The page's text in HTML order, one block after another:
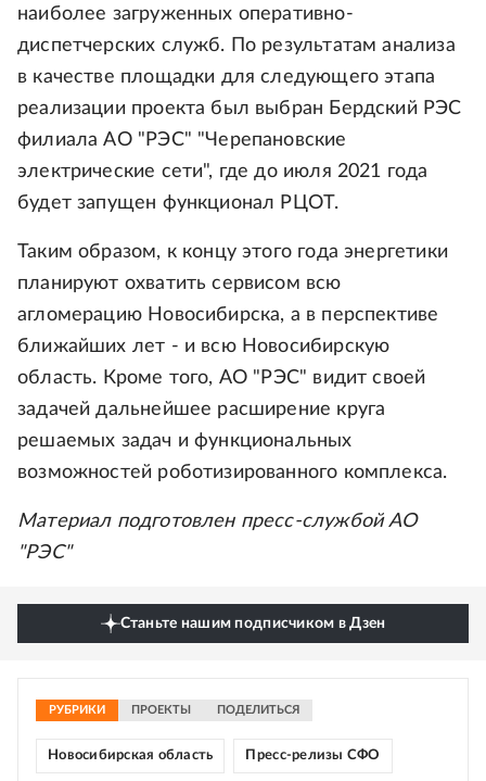
наиболее загруженных оперативно-
диспетчерских служб. По результатам анализа
в качестве площадки для следующего этапа
реализации проекта был выбран Бердский РЭС
филиала АО "РЭС" "Черепановские
электрические сети", где до июля 2021 года
будет запущен функционал РЦОТ.
Таким образом, к концу этого года энергетики
планируют охватить сервисом всю
агломерацию Новосибирска, а в перспективе
ближайших лет - и всю Новосибирскую
область. Кроме того, АО "РЭС" видит своей
задачей дальнейшее расширение круга
решаемых задач и функциональных
возможностей роботизированного комплекса.
Материал подготовлен пресс-службой АО
"РЭС"
Станьте нашим подписчиком в Дзен
РУБРИКИ ПРОЕКТЫ ПОДЕЛИТЬСЯ
Новосибирская область Пресс-релизы СФО